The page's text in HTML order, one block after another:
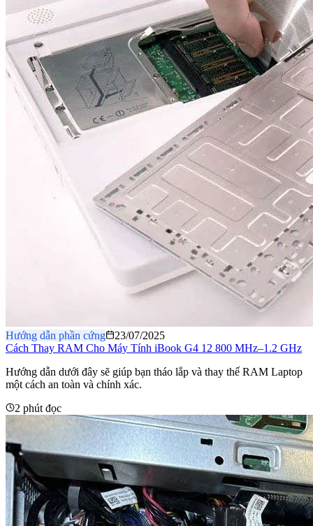
Hướng dẫn phần cứng
23/07/2025
Cách Thay RAM Cho Máy Tính iBook G4 12 800 MHz–1.2 GHz
Hướng dẫn dưới đây sẽ giúp bạn tháo lắp và thay thế RAM Laptop
một cách an toàn và chính xác.
2 phút đọc